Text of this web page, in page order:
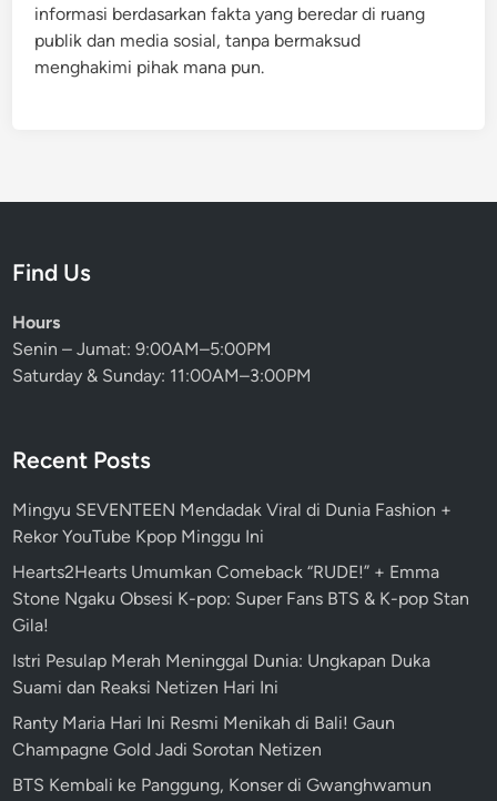
informasi berdasarkan fakta yang beredar di ruang
publik dan media sosial, tanpa bermaksud
menghakimi pihak mana pun.
Find Us
Hours
Senin – Jumat: 9:00AM–5:00PM
Saturday & Sunday: 11:00AM–3:00PM
Recent Posts
Mingyu SEVENTEEN Mendadak Viral di Dunia Fashion +
Rekor YouTube Kpop Minggu Ini
Hearts2Hearts Umumkan Comeback “RUDE!” + Emma
Stone Ngaku Obsesi K-pop: Super Fans BTS & K-pop Stan
Gila!
Istri Pesulap Merah Meninggal Dunia: Ungkapan Duka
Suami dan Reaksi Netizen Hari Ini
Ranty Maria Hari Ini Resmi Menikah di Bali! Gaun
Champagne Gold Jadi Sorotan Netizen
BTS Kembali ke Panggung, Konser di Gwanghwamun